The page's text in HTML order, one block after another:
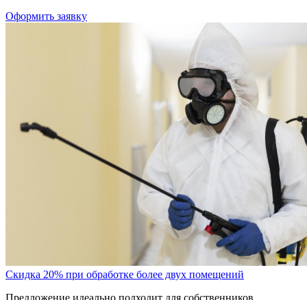
Оформить заявку
Скидка 20% при обработке более двух помещений
Предложение идеально подходит для собственников